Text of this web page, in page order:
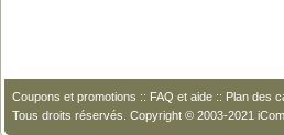
Coupons et promotions :: FAQ et aide :: Plan des
Tous droits réservés. Copyright © 2003-2021